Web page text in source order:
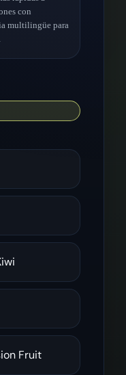
con
multilingüe para
Fruit